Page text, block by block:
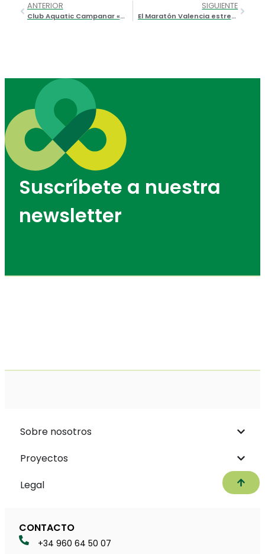
ANTERIOR
Club Aquatic Campanar «Teníamos el sueño de crear una competición de natación adaptada en Valencia y lo hemos conseguido»
SIGUIENTE
El Maratón Valencia estrena su Etiqueta de Oro con nuevo récord femenino en suelo español
Suscríbete a nuestra
newsletter
Sobre nosotros
Proyectos
Legal
CONTACTO
+34 960 64 50 07